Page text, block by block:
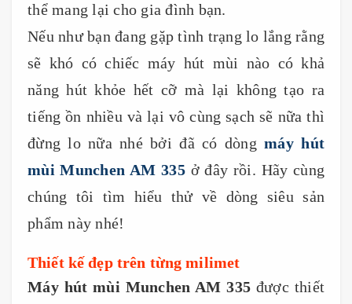
thể mang lại cho gia đình bạn.
Nếu như bạn đang gặp tình trạng lo lắng rằng
sẽ khó có chiếc máy hút mùi nào có khả
năng hút khỏe hết cỡ mà lại không tạo ra
tiếng ồn nhiều và lại vô cùng sạch sẽ nữa thì
đừng lo nữa nhé bởi đã có dòngmáy hút
mùi Munchen AM 335ở đây rồi. Hãy cùng
chúng tôi tìm hiểu thử về dòng siêu sản
phẩm này nhé!
Thiết kế đẹp trên từng milimet
Máy hút mùi Munchen AM 335 được thiết